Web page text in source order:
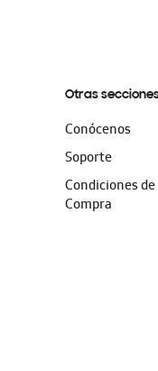
Otras
Conócenos
Soporte
Condiciones de
Compra